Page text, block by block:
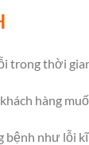
trong thời
hàng
bệnh như lỗi